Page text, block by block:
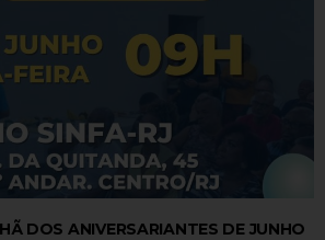
DOS ANIVERSARIANTES DE JUNHO